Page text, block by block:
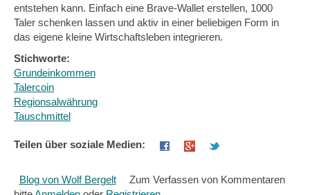
is
external)
entstehen kann. Einfach eine Brave-Wallet erstellen, 1000
Taler schenken lassen und aktiv in einer beliebigen Form in
das eigene kleine Wirtschaftsleben integrieren.
Stichworte:
Grundeinkommen
Talercoin
Regionsalwährung
Tauschmittel
Teilen über soziale Medien:
Blog von Wolf Bergelt
Zum Verfassen von Kommentaren